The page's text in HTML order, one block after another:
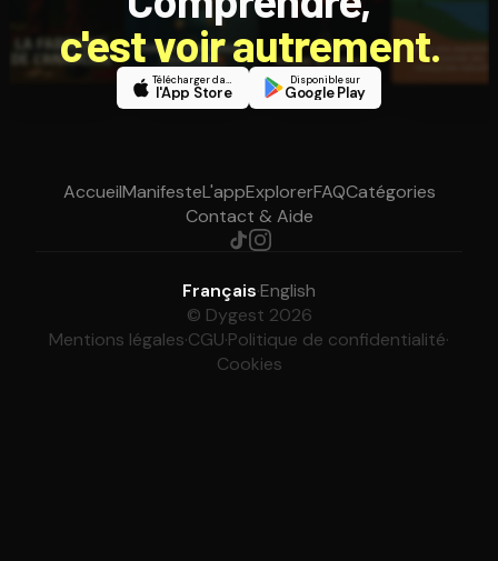
c'est voir autrement.
Télécharger dans
l'App Store
Disponible sur
Google Play
AccueilManifesteL'appExplorerFAQCatégories
Contact & Aide
Français·English
© Dygest 2026
Mentions légales·CGU·Politique de confidentialité·
Cookies